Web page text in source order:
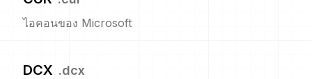
ไอคอนของ Microsoft
DCX .dcx